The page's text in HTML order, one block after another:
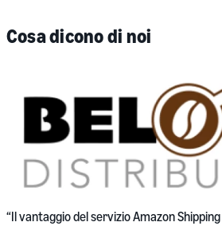
Cosa dicono di noi
“Il vantaggio del servizio Amazon